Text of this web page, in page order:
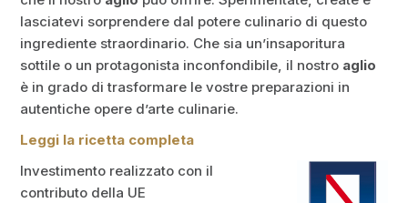
lasciatevi sorprendere dal potere culinario di questo
ingrediente straordinario. Che sia un’insaporitura
sottile o un protagonista inconfondibile, il nostro aglio
è in grado di trasformare le vostre preparazioni in
autentiche opere d’arte culinarie.
Leggi la ricetta completa
Investimento realizzato con il
contributo della UE